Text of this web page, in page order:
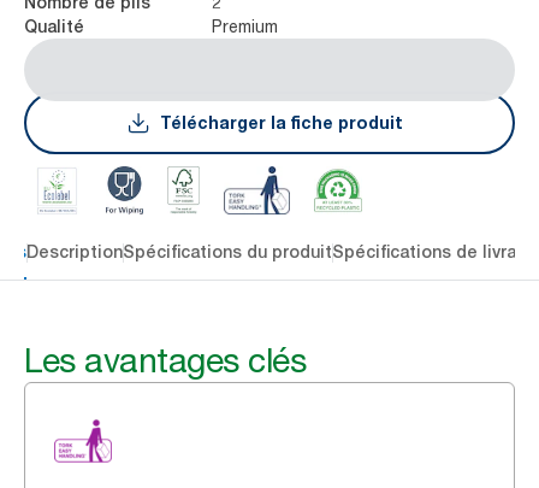
Qualité Premium
Télécharger la fiche produit
DescriptionSpécifications du produitSpécifications de
Les avantages clés